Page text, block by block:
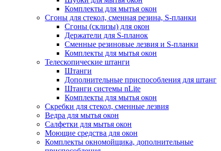
Комплекты для мытья окон
Сгоны для стекол, сменная резина, S-планки
Сгоны (склизы) для окон
Держатели для S-планок
Сменные резиновые лезвия и S-планки
Комплекты для мытья окон
Телескопические штанги
Штанги
Дополнительные приспособления для штанг
Штанги системы nLite
Комплекты для мытья окон
Скребки для стекол, сменные лезвия
Ведра для мытья окон
Салфетки для мытья окон
Моющие средства для окон
Комплекты окномойщика, дополнительные